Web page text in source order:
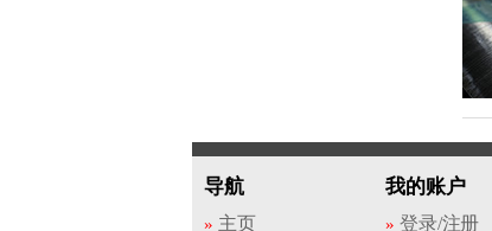
导航
主页
我的账户
登录/注册